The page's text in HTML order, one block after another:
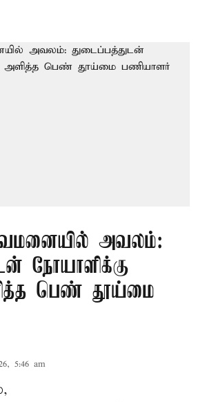
அவலம்:
நோயாளிக்கு
பெண் தூய்மை
5:46 am